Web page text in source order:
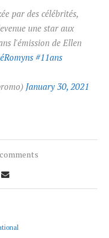
par des célébrités,
une star aux
l'émission de Ellen
#11ans
January 30, 2021